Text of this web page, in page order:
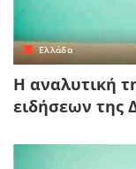
Ελλάδα
Η αναλυτική
ειδήσεων της